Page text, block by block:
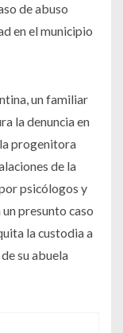
de abuso
en el municipio
un familiar
la denuncia en
progenitora
de la
psicólogos y
presunto caso
la custodia a
su abuela